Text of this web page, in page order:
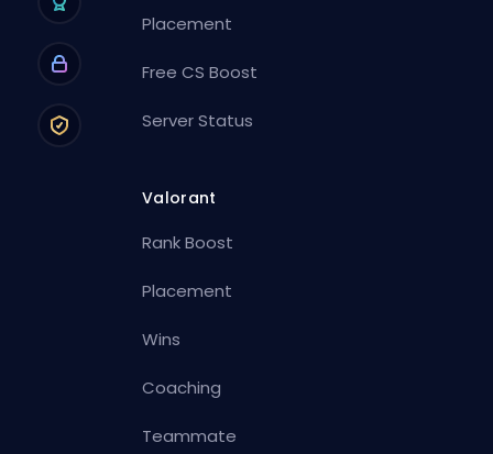
Placement
Free CS Boost
Server Status
Valorant
Rank Boost
Placement
Wins
Coaching
Teammate